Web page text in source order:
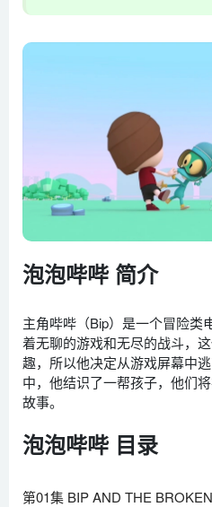
泡泡哔哔 简介
主角哔哔（Bip）是一个冒险类
着无聊的游戏和无尽的战斗，
趣，所以他决定从游戏屏幕中
中，他结识了一帮孩子，他们
故事。
泡泡哔哔 目录
第01集 BIP AND THE